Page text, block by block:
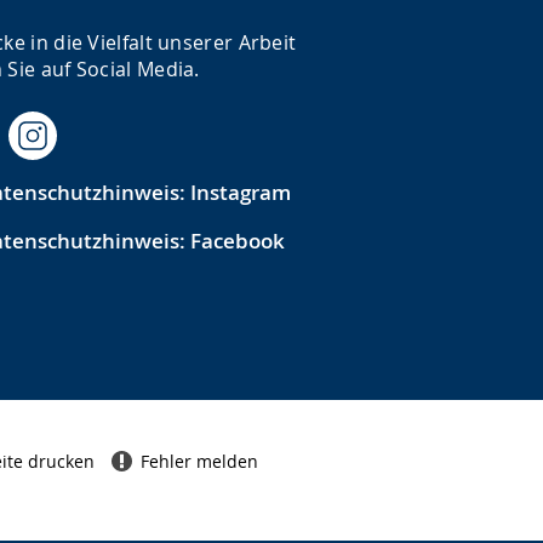
in die Vielfalt unserer Arbeit
auf Social Media.
Instagram
Facebook
drucken Fehler melden